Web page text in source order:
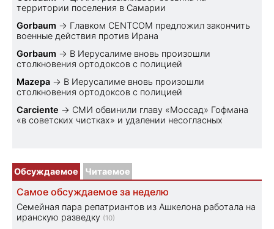
территории поселения в Самарии
Gorbaum → Главком CENTCOM предложил закончить
военные действия против Ирана
Gorbaum → В Иерусалиме вновь произошли
столкновения ортодоксов с полицией
Mazepa → В Иерусалиме вновь произошли
столкновения ортодоксов с полицией
Carciente → СМИ обвинили главу «Моссад» Гофмана
«в советских чистках» и удалении несогласных
Обсуждаемое Читаемое
Самое обсуждаемое за неделю
Семейная пара репатриантов из Ашкелона работала на
иранскую разведку (10)